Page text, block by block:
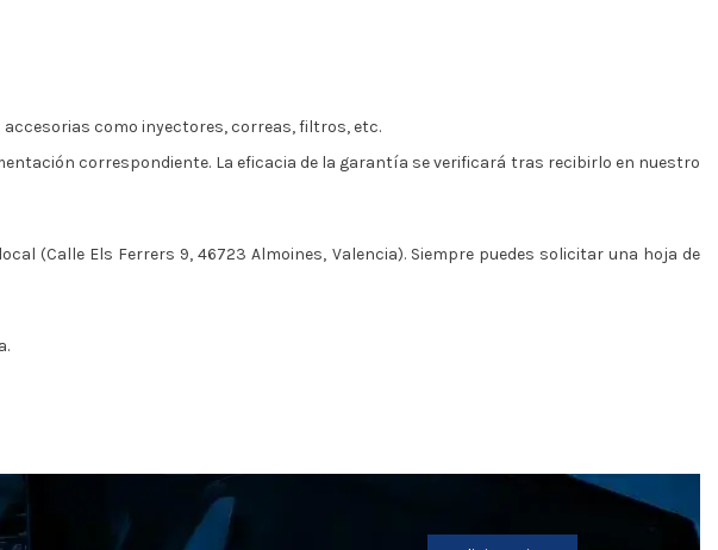
como inyectores, correas, filtros, etc.
correspondiente. La eficacia de la garantía se verificará tras recibirlo en nuestro
(Calle Els Ferrers 9, 46723 Almoines, Valencia). Siempre puedes solicitar una hoja de